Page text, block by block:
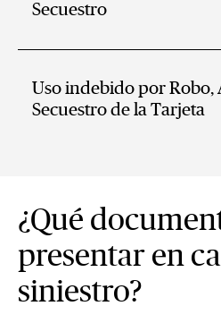
Secuestro
Uso indebido por Robo,
Secuestro de la Tarjeta
¿Qué
presentar en
siniestro?